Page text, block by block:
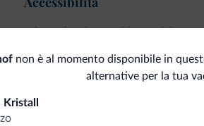
Servizi di pulizia
non è al momento disponibile in
alternative per la tua
Kristall